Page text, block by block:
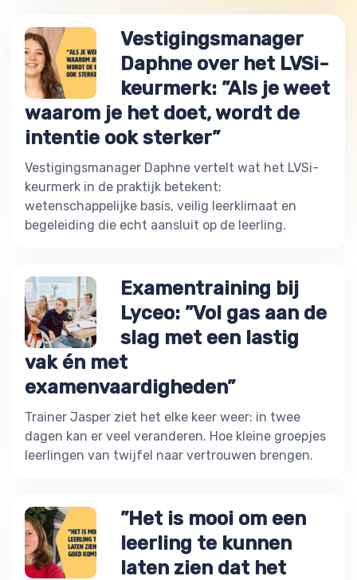
Vestigingsmanager
Daphne over het LVSi-
keurmerk: ”Als je weet
waarom je het doet, wordt de
intentie ook sterker”
Vestigingsmanager Daphne vertelt wat het LVSi-
keurmerk in de praktijk betekent:
wetenschappelijke basis, veilig leerklimaat en
begeleiding die echt aansluit op de leerling.
Examentraining bij
Lyceo: ”Vol gas aan de
slag met een lastig
vak én met
examenvaardigheden”
Trainer Jasper ziet het elke keer weer: in twee
dagen kan er veel veranderen. Hoe kleine groepjes
leerlingen van twijfel naar vertrouwen brengen.
”Het is mooi om een
leerling te kunnen
laten zien dat het